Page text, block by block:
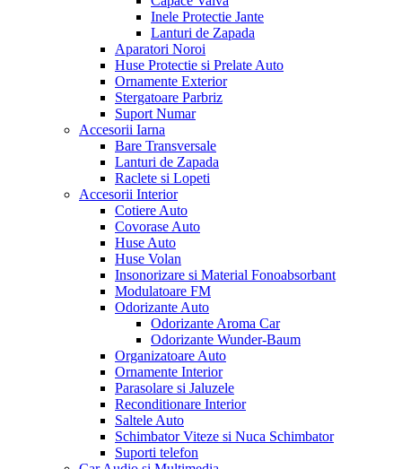
Inele Protectie Jante
Lanturi de Zapada
Aparatori Noroi
Huse Protectie si Prelate Auto
Ornamente Exterior
Stergatoare Parbriz
Suport Numar
Accesorii Iarna
Bare Transversale
Lanturi de Zapada
Raclete si Lopeti
Accesorii Interior
Cotiere Auto
Covorase Auto
Huse Auto
Huse Volan
Insonorizare si Material Fonoabsorbant
Modulatoare FM
Odorizante Auto
Odorizante Aroma Car
Odorizante Wunder-Baum
Organizatoare Auto
Ornamente Interior
Parasolare si Jaluzele
Reconditionare Interior
Saltele Auto
Schimbator Viteze si Nuca Schimbator
Suporti telefon